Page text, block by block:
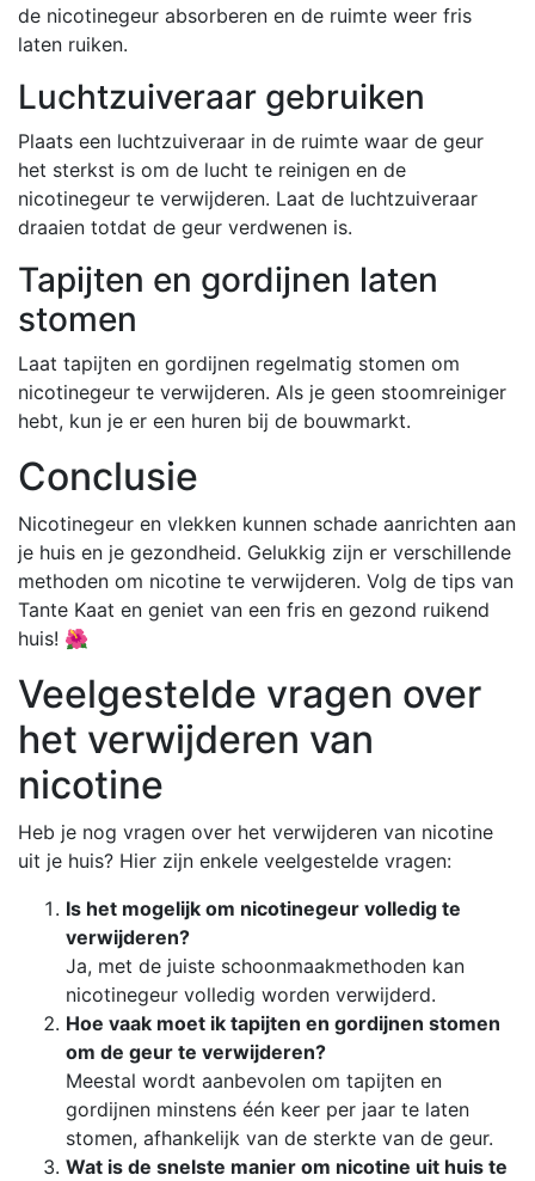
de nicotinegeur absorberen en de ruimte weer fris
laten ruiken.
Luchtzuiveraar gebruiken
Plaats een luchtzuiveraar in de ruimte waar de geur
het sterkst is om de lucht te reinigen en de
nicotinegeur te verwijderen. Laat de luchtzuiveraar
draaien totdat de geur verdwenen is.
Tapijten en gordijnen laten
stomen
Laat tapijten en gordijnen regelmatig stomen om
nicotinegeur te verwijderen. Als je geen stoomreiniger
hebt, kun je er een huren bij de bouwmarkt.
Conclusie
Nicotinegeur en vlekken kunnen schade aanrichten aan
je huis en je gezondheid. Gelukkig zijn er verschillende
methoden om nicotine te verwijderen. Volg de tips van
Tante Kaat en geniet van een fris en gezond ruikend
huis! 🌺
Veelgestelde vragen over
het verwijderen van
nicotine
Heb je nog vragen over het verwijderen van nicotine
uit je huis? Hier zijn enkele veelgestelde vragen:
Is het mogelijk om nicotinegeur volledig te
verwijderen?
Ja, met de juiste schoonmaakmethoden kan
nicotinegeur volledig worden verwijderd.
Hoe vaak moet ik tapijten en gordijnen stomen
om de geur te verwijderen?
Meestal wordt aanbevolen om tapijten en
gordijnen minstens één keer per jaar te laten
stomen, afhankelijk van de sterkte van de geur.
Wat is de snelste manier om nicotine uit huis te